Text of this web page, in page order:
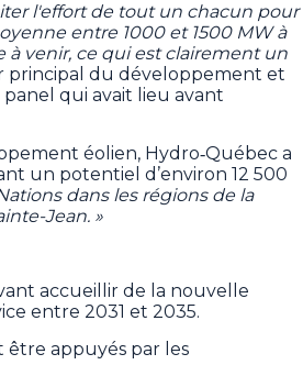
l'effort de tout un chacun pour
entre 1000 et 1500 MW à
à venir, ce qui est clairement un
principal du développement et
panel qui avait lieu avant
éolien, Hydro‑Québec a
un potentiel d’environ 12 500
dans les régions de la
Jean. »
accueillir de la nouvelle
entre 2031 et 2035.
appuyés par les